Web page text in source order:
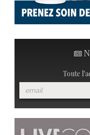
Toute